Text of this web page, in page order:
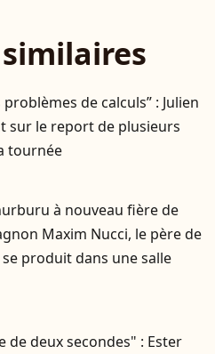
de calculs” : Julien
sur le report de plusieurs
tournée
à nouveau fière de
Maxim Nucci, le père de
produit dans une salle
de deux secondes" : Ester